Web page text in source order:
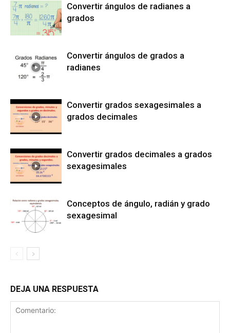
Convertir ángulos de radianes a
grados
Convertir ángulos de grados a
radianes
Convertir grados sexagesimales a
grados decimales
Convertir grados decimales a grados
sexagesimales
Conceptos de ángulo, radián y grado
sexagesimal
DEJA UNA RESPUESTA